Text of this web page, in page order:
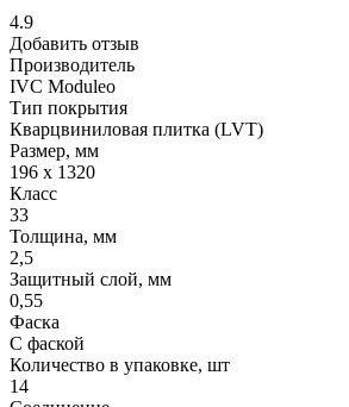
4.9
Добавить отзыв
Производитель
IVС Moduleo
Тип покрытия
Кварцвиниловая плитка (LVT)
Размер, мм
196 x 1320
Класс
33
Толщина, мм
2,5
Защитный слой, мм
0,55
Фаска
С фаской
Количество в упаковке, шт
14